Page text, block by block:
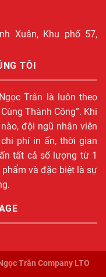
Xuân, Khu phố 57,
TÔI
Trân là luôn theo
Thành Công”. Khi
đội ngũ nhân viên
phí in ấn, thời gian
tất cả số lượng từ 1
và đặc biệt là sự
Trân Company LTO